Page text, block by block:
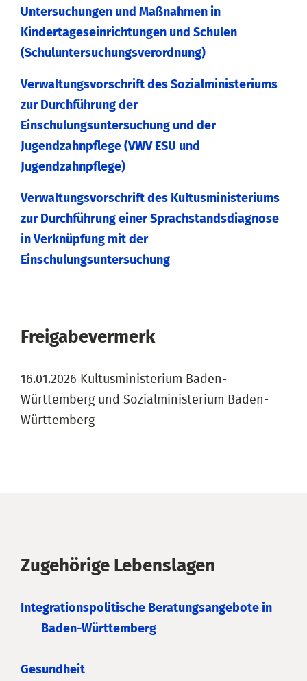
Untersuchungen und Maßnahmen in
Kindertageseinrichtungen und Schulen
(Schuluntersuchungsverordnung)
Verwaltungsvorschrift des Sozialministeriums
zur Durchführung der
Einschulungsuntersuchung und der
Jugendzahnpflege (VWV ESU und
Jugendzahnpflege)
Verwaltungsvorschrift des Kultusministeriums
zur Durchführung einer Sprachstandsdiagnose
in Verknüpfung mit der
Einschulungsuntersuchung
Freigabevermerk
16.01.2026 Kultusministerium Baden-
Württemberg und Sozialministerium Baden-
Württemberg
Zugehörige Lebenslagen
Integrationspolitische Beratungsangebote in
Baden-Württemberg
Gesundheit